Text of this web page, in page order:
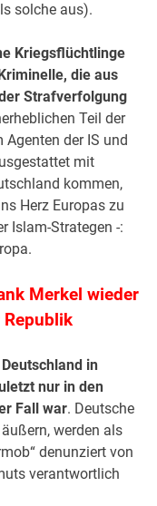
solche aus).
Kriegsflüchtlinge
die aus
Strafverfolgung
Teil der
der IS und
mit
kommen,
Herz Europas zu
Islam-Strategen -:
Merkel wieder
Republik
in
nur in den
Fall war. Deutsche
werden als
denunziert von
verantwortlich